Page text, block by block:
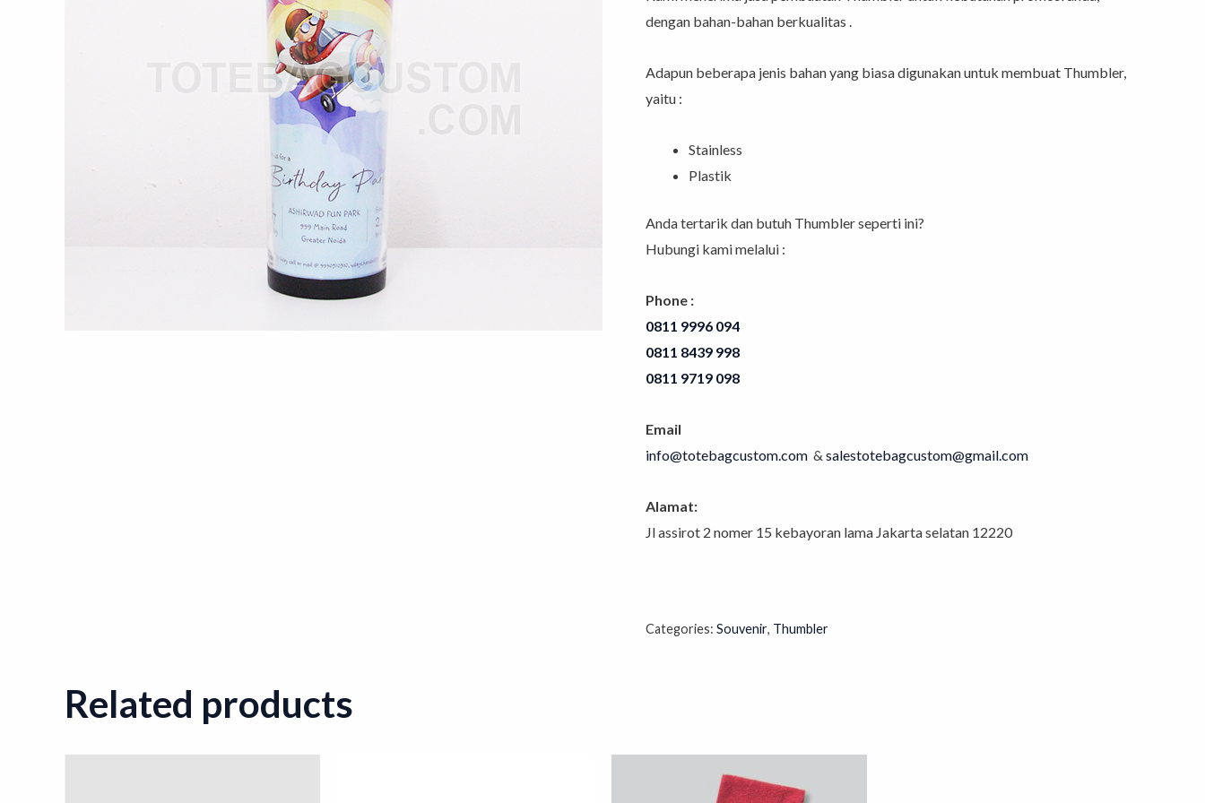
dengan bahan-bahan berkualitas .
Adapun beberapa jenis bahan yang biasa digunakan untuk membuat Thumbler,
yaitu :
Stainless
Plastik
Anda tertarik dan butuh Thumbler seperti ini?
Hubungi kami melalui :
Phone :
0811 9996 094
0811 8439 998⁣⁣⁣⁣⁣⁣⁣⁣⁣⁣⁣⁣⁣⁣⁣⁣⁣⁣⁣⁣⁣⁣⁣⁣⁣⁣⁣⁣⁣⁣⁣
0811 9719 098⁣⁣⁣⁣⁣⁣⁣⁣⁣⁣⁣⁣⁣⁣⁣⁣⁣⁣⁣⁣⁣⁣⁣⁣⁣⁣
Email
info@totebagcustom.com & salestotebagcustom@gmail.com
Alamat:
Jl assirot 2 nomer 15 kebayoran lama Jakarta selatan 12220
Categories: Souvenir, Thumbler
Related products